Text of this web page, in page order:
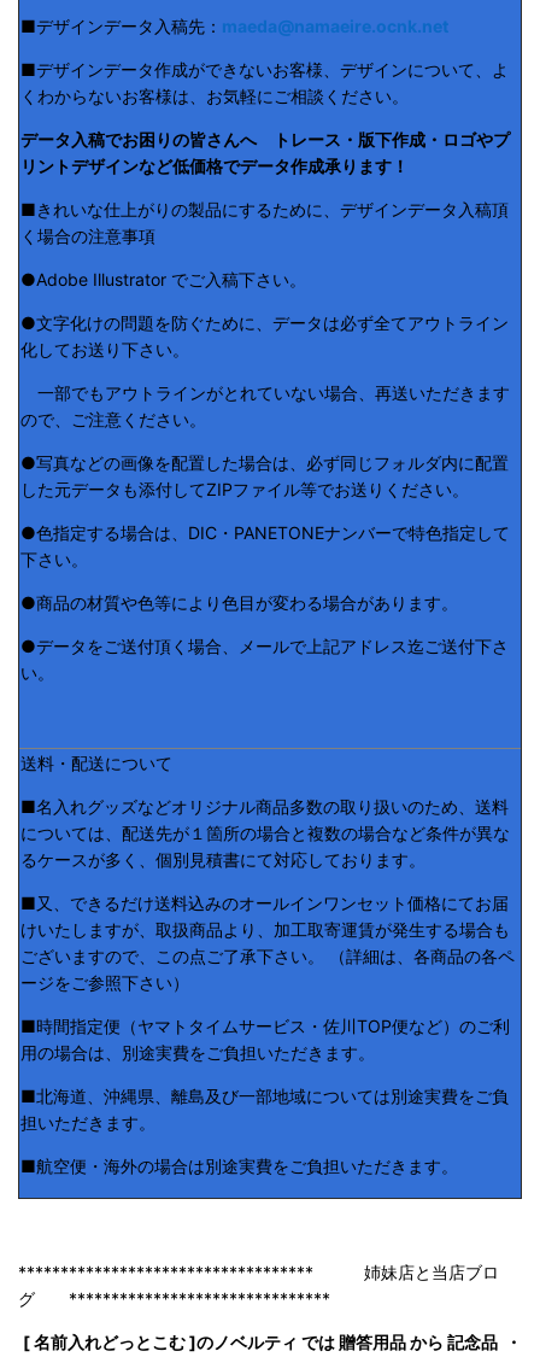
■デザインデータ入稿先： maeda@namaeire.ocnk.net
■デザインデータ作成ができないお客様、デザインについて、よ
くわからないお客様は、お気軽にご相談ください。
データ入稿でお困りの皆さんへ トレース・版下作成・ロゴやプ
リントデザインなど低価格でデータ作成承ります！
■きれいな仕上がりの製品にするために、デザインデータ入稿頂
く場合の注意事項
●Adobe Illustrator でご入稿下さい。
●文字化けの問題を防ぐために、データは必ず全てアウトライン
化してお送り下さい。
一部でもアウトラインがとれていない場合、再送いただきます
ので、ご注意ください。
●写真などの画像を配置した場合は、必ず同じフォルダ内に配置
した元データも添付してZIPファイル等でお送りください。
●色指定する場合は、DIC・PANETONEナンバーで特色指定して
下さい。
●商品の材質や色等により色目が変わる場合があります。
●データをご送付頂く場合、メールで上記アドレス迄ご送付下さ
い。
送料・配送について
■名入れグッズなどオリジナル商品多数の取り扱いのため、送料
については、配送先が１箇所の場合と複数の場合など条件が異な
るケースが多く、個別見積書にて対応しております。
■又、できるだけ送料込みのオールインワンセット価格にてお届
けいたしますが、取扱商品より、加工取寄運賃が発生する場合も
ございますので、この点ご了承下さい。 （詳細は、各商品の各ペ
ージをご参照下さい）
■時間指定便（ヤマトタイムサービス・佐川TOP便など）のご利
用の場合は、別途実費をご負担いただきます。
■北海道、沖縄県、離島及び一部地域については別途実費をご負
担いただきます。
■航空便・海外の場合は別途実費をご負担いただきます。
*********************************** 姉妹店と当店ブロ
グ *******************************
[ 名前入れどっとこむ ]のノベルティ では 贈答用品 から 記念品 ・